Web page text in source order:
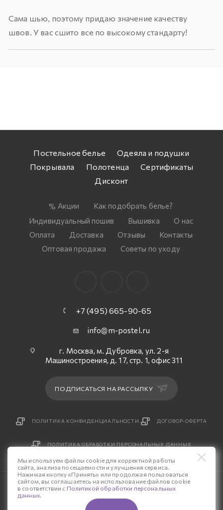
Сама шью, поэтому придаю значение качеству
швов. У вас сшито все по высокому стандарту!
Постельное белье
Одеяла и подушки
Покрывала
Полотенца
Сертификаты
Дисконт
Акции
Как подобрать белье?
Индивидуальный пошив
Вышивка
О нас
Оплата
Доставка Отзывы
Контакты
Оптовая продажа
Советы по уходу
+7 (495) 665-90-65
info@m-postel.ru
г. Москва, м. Дубровка, ул. 2-я
Машиностроения, д. 17, стр. 1, офис 311
ПОДПИСАТЬСЯ НА РАССЫЛКУ
ПОЛИТИКА КОНФИДЕНЦИАЛЬНОСТИ ДОГОВОР-ОФЕРТА
ПОЛИТИКА ОБРАБОТКИ ПЕРСОНАЛЬНЫХ ДАННЫХ
© 2026 Интернет-магазин «М-Постель».
Мы используем файлы cookie для корректной работы
сайта, анализа посещаемости и улучшения сервиса.
Нажимая кнопку «Принять» или продолжая пользоваться
сайтом, вы соглашаетесь на использование файлов cookie
в соответствии с Политикой обработки персональных
данных.